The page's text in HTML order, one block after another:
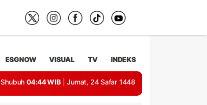
ESGNOW VISUAL TV INDEKS
Shubuh 04:44 WIB | Jumat, 24 Safar 1448